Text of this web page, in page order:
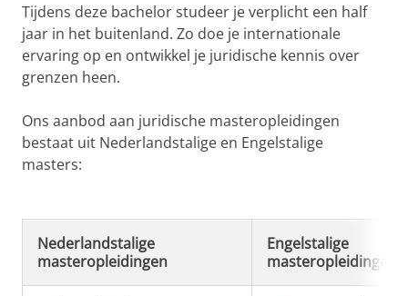
Tijdens deze bachelor studeer je verplicht een half
jaar in het buitenland. Zo doe je internationale
ervaring op en ontwikkel je juridische kennis over
grenzen heen.
Ons aanbod aan juridische masteropleidingen
bestaat uit Nederlandstalige en Engelstalige
masters:
Nederlandstalige
masteropleidingen
Engelstalige
masteropleidingen